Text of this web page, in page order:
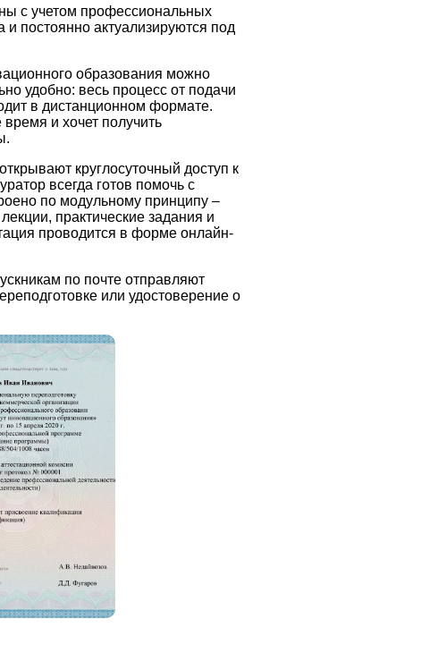
с учетом профессиональных
и постоянно актуализируются под
образования можно
удобно: весь процесс от подачи
в дистанционном формате.
и хочет получить
круглосуточный доступ к
всегда готов помочь с
по модульному принципу –
практические задания и
проводится в форме онлайн-
по почте отправляют
или удостоверение о